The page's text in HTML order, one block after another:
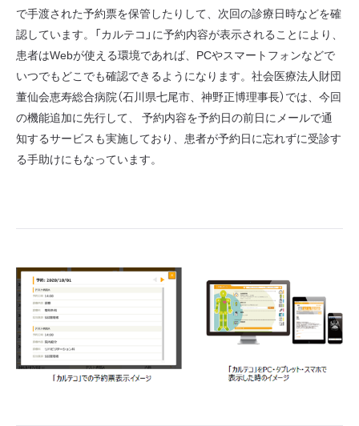
で手渡された予約票を保管したりして、次回の診療日時などを確
認しています。「カルテコ」に予約内容が表示されることにより、
患者はWebが使える環境であれば、PCやスマートフォンなどで
いつでもどこでも確認できるようになります。社会医療法人財団
董仙会恵寿総合病院（石川県七尾市、神野正博理事長）では、今回
の機能追加に先行して、 予約内容を予約日の前日にメールで通
知するサービスも実施しており、患者が予約日に忘れずに受診す
る手助けにもなっています。